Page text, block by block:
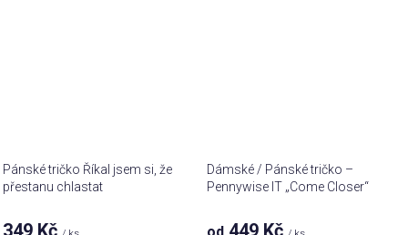
Pánské tričko Říkal jsem si, že
přestanu chlastat
349 Kč
Dámské / Pánské tričko –
Pennywise IT „Come Closer“
449 Kč